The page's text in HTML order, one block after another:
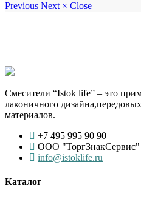
Previous Next × Close
Смесители “Istok life” – это
лаконичного
материалов.
+7 495 995 90 90
ООО "ТоргЗнакСервис"
info@istoklife.ru
Каталог